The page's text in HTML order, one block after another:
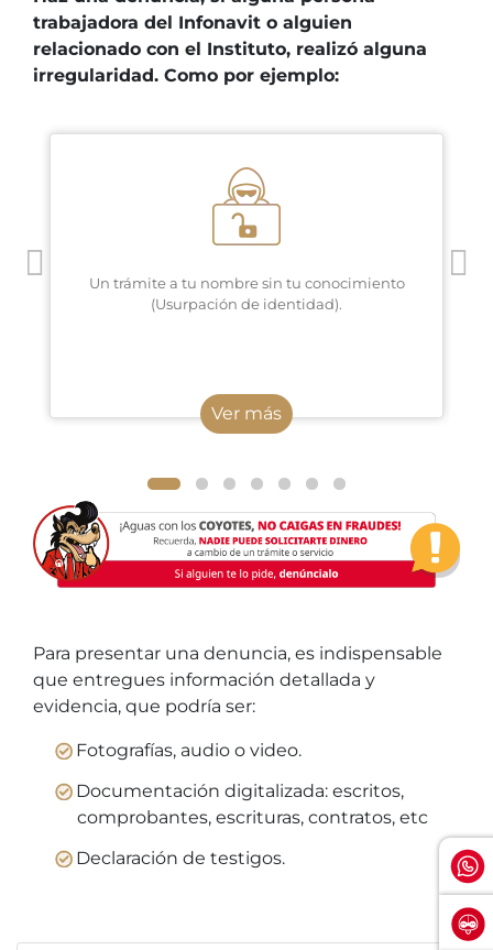
trabajadora del Infonavit o alguien
relacionado con el Instituto, realizó alguna
irregularidad. Como por ejemplo:
Un trámite a tu nombre sin tu conocimiento
(Usurpación de identidad).
Ver más
Para presentar una denuncia, es indispensable
que entregues información detallada y
evidencia, que podría ser:
Fotografías, audio o video.
Documentación digitalizada: escritos,
comprobantes, escrituras, contratos, etc
Declaración de testigos.